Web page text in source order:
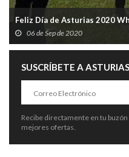
Feliz Día de Asturias 2020
06 de Sep de 2020
SUSCRÍBETE A
Recibe directamente en tu
mejores ofertas.